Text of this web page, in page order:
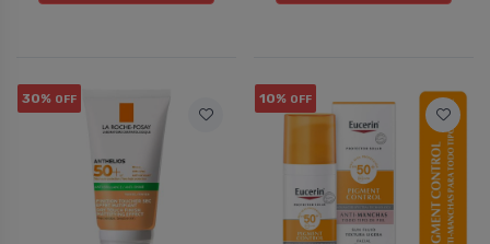
30% OFF 10% OFF